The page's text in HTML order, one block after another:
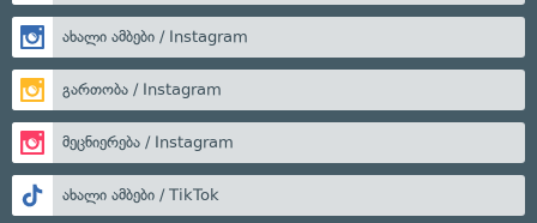
ახალი ამბები / Instagram
გართობა / Instagram
მეცნიერება / Instagram
ახალი ამბები / TikTok